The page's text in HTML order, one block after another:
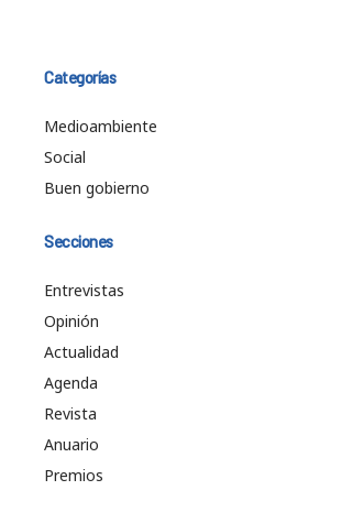
Categorías
Medioambiente
Social
Buen gobierno
Secciones
Entrevistas
Opinión
Actualidad
Agenda
Revista
Anuario
Premios